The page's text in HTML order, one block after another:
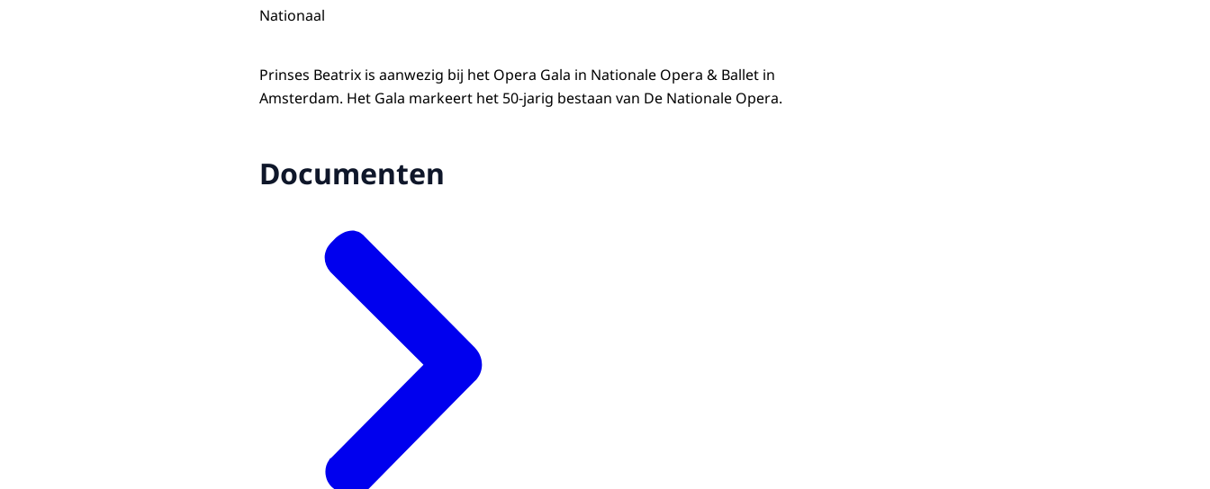
Nationaal
Prinses Beatrix is aanwezig bij het Opera Gala in Nationale Opera & Ballet in
Amsterdam. Het Gala markeert het 50-jarig bestaan van De Nationale Opera.
Documenten